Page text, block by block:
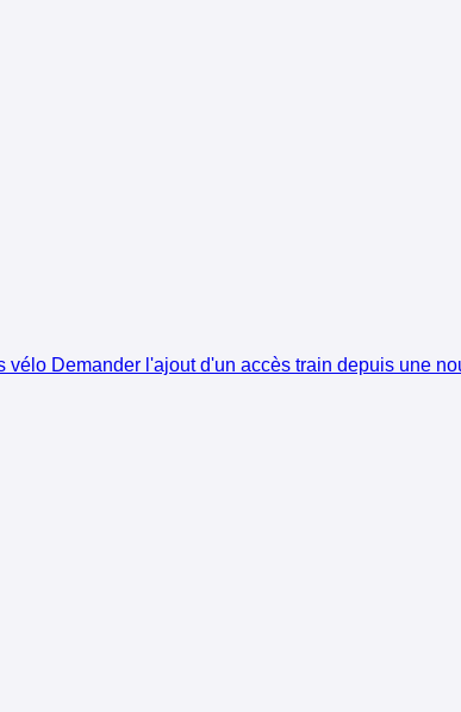
vélo Demander l'ajout d'un accès train depuis une